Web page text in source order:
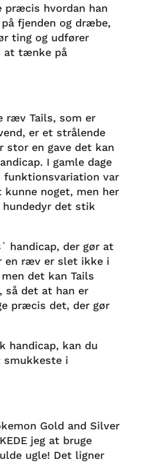
præcis hvordan han
fjenden og dræbe,
ting og udfører
at tænke på
ræv Tails, som er
er et strålende
stor en gave det kan
I gamle dage
funktionsvariation var
noget, men her
det stik
handicap, der gør at
en ræv er slet ikke i
det kan Tails
så det at han er
præcis det, der gør
handicap, kan du
i
Gold and Silver
jeg at bruge
ugle! Det ligner